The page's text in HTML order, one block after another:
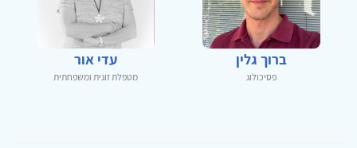
ברוך גלין
פסיכולוג
עדי אור
מטפלת זוגית ומשפחתית